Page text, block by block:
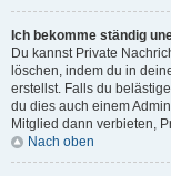
Ich bekomme ständig
Du kannst Private
löschen, indem du in
erstellst. Falls du
du dies auch einem
Mitglied dann verbieten,
Nach oben